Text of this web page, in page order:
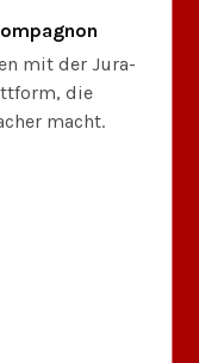
mit der Jura-
die
macht.